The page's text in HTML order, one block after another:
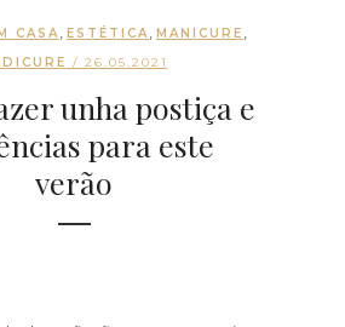
CASA ESTÉTICA MANICURE
/ 26.05.2021
unha postiça e
para este
verão